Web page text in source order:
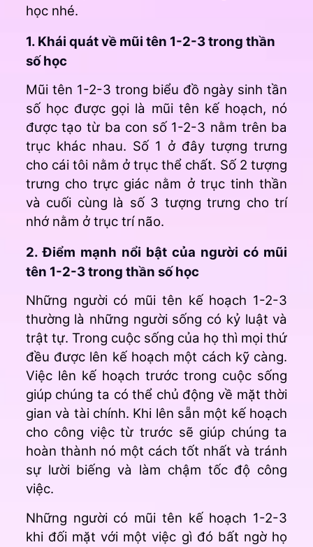
học nhé.
1. Khái quát về mũi tên 1-2-3 trong thần
số học
Mũi tên 1-2-3 trong biểu đồ ngày sinh tần
số học được gọi là mũi tên kế hoạch, nó
được tạo từ ba con số 1-2-3 nằm trên ba
trục khác nhau. Số 1 ở đây tượng trưng
cho cái tôi nằm ở trục thể chất. Số 2 tượng
trưng cho trực giác nằm ở trục tinh thần
và cuối cùng là số 3 tượng trưng cho trí
nhớ nằm ở trục trí não.
2. Điểm mạnh nổi bật của người có mũi
tên 1-2-3 trong thần số học
Những người có mũi tên kế hoạch 1-2-3
thường là những người sống có kỷ luật và
trật tự. Trong cuộc sống của họ thì mọi thứ
đều được lên kế hoạch một cách kỹ càng.
Việc lên kế hoạch trước trong cuộc sống
giúp chúng ta có thể chủ động về mặt thời
gian và tài chính. Khi lên sẵn một kế hoạch
cho công việc từ trước sẽ giúp chúng ta
hoàn thành nó một cách tốt nhất và tránh
sự lười biếng và làm chậm tốc độ công
việc.
Những người có mũi tên kế hoạch 1-2-3
khi đối mặt với một việc gì đó bất ngờ họ